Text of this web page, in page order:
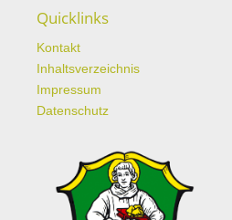
Quicklinks
Kontakt
Inhaltsverzeichnis
Impressum
Datenschutz